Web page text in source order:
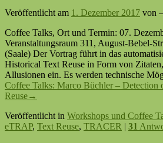
Veröffentlicht am 1. Dezember 2017 von
Coffee Talks, Ort und Termin: 07.
Veranstaltungsraum 311, August-Bebel-
(Saale) Der Vortrag führt in das
Historical Text Reuse in Form von
Allusionen ein. Es werden technische
Coffee Talks: Marco Büchler – Detection
Reuse→
Veröffentlicht in Workshops und Coffee
eTRAP, Text Reuse, TRACER | 31